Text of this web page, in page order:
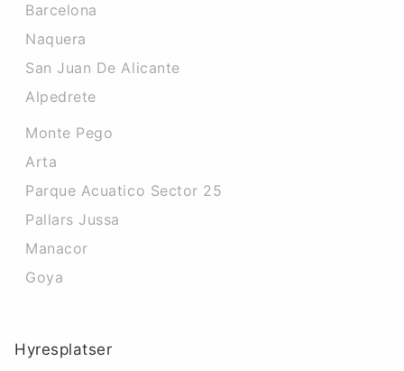
Barcelona
Naquera
San Juan De Alicante
Alpedrete
Monte Pego
Arta
Parque Acuatico Sector 25
Pallars Jussa
Manacor
Goya
Hyresplatser